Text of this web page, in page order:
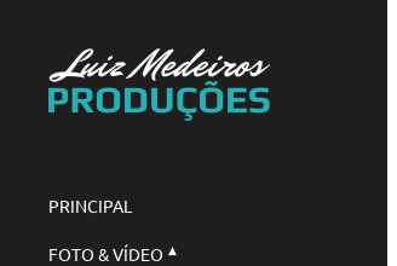
PRINCIPAL
FOTO & VÍDEO